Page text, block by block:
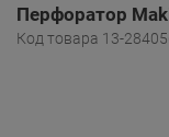
Перфоратор
Код товара 13-